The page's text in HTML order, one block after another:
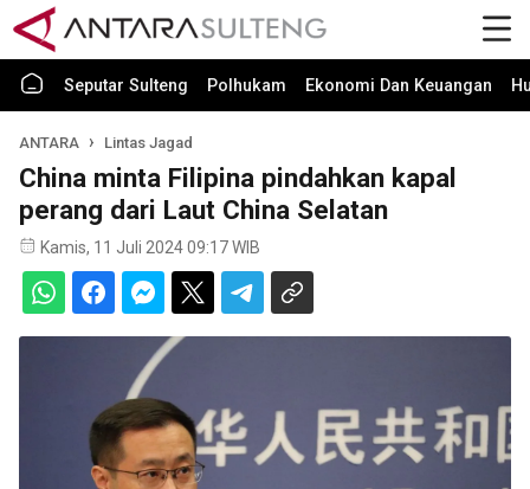
Seputar Sulteng Polhukam Ekonomi Dan Keuangan
ANTARA Lintas Jagad
China minta Filipina pindahkan kapal
perang dari Laut China Selatan
Kamis, 11 Juli 2024 09:17 WIB